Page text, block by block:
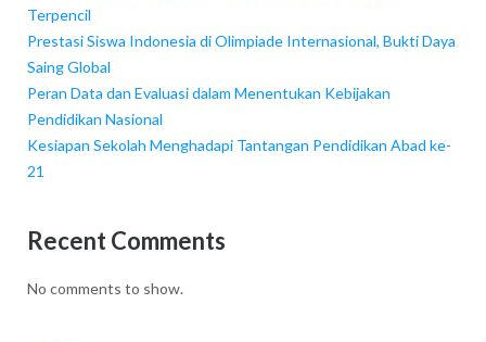
Terpencil
Prestasi Siswa Indonesia di Olimpiade Internasional, Bukti Daya
Saing Global
Peran Data dan Evaluasi dalam Menentukan Kebijakan
Pendidikan Nasional
Kesiapan Sekolah Menghadapi Tantangan Pendidikan Abad ke-
21
Recent Comments
No comments to show.